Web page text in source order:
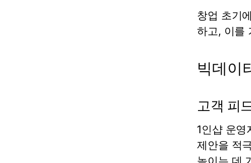
창업 초기
하고, 이를
빅데이
고객 피
1인샵 운
제안을 적